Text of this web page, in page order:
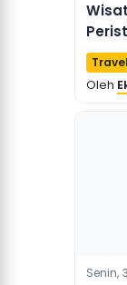
Oleh
Senin,